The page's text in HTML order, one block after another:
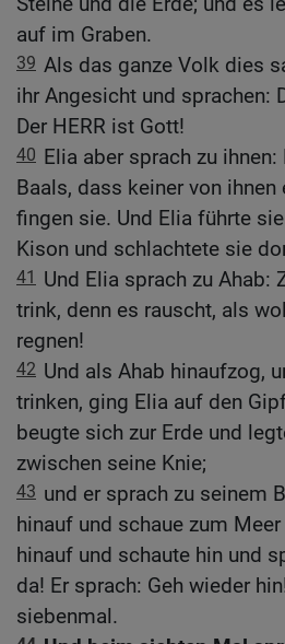
auf im Graben.
39 Als das ganze Volk dies
ihr Angesicht und sprachen:
Der HERR ist Gott!
40 Elia aber sprach zu
Baals, dass keiner von
fingen sie. Und Elia führte
Kison und schlachtete sie
41
Und Elia sprach zu Ahab:
trink, denn es rauscht, als
regnen!
42 Und als Ahab hinaufzog,
trinken, ging Elia auf den
beugte sich zur Erde und
zwischen seine Knie;
43 und er sprach zu seinem
hinauf und schaue zum
hinauf und schaute hin und
da! Er sprach: Geh wieder
siebenmal.